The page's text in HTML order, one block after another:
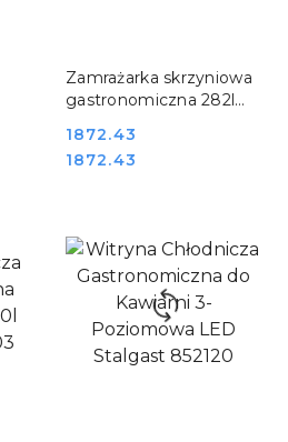
Zamrażarka skrzyniowa
gastronomiczna 282l
Cena:
1872.43
Cena:
1872.43
DO KOSZYKA